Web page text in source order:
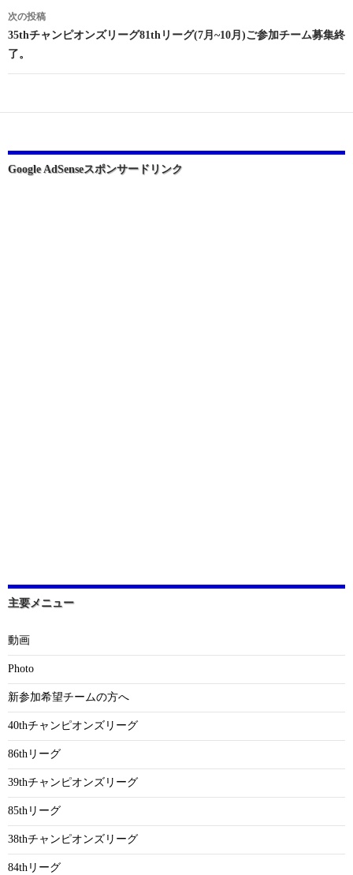
ナ
ビ
ゲ
シ
ョ
ン
次の投稿
35thチャンピオンズリーグ81thリーグ(7月~10月)ご参加チーム募集終
了。
Google AdSenseスポンサードリンク
主要メニュー
動画
Photo
新参加希望チームの方へ
40thチャンピオンズリーグ
86thリーグ
39thチャンピオンズリーグ
85thリーグ
38thチャンピオンズリーグ
84thリーグ